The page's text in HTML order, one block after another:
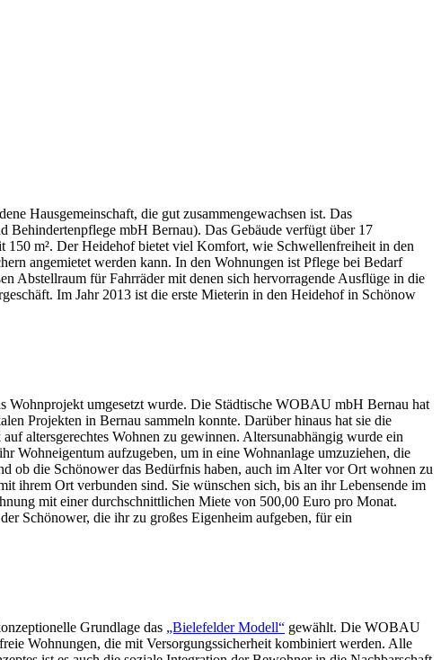
Hausgemeinschaft, die gut zusammengewachsen ist. Das
Behindertenpflege mbH Bernau). Das Gebäude verfügt über 17
150 m². Der Heidehof bietet viel Komfort, wie Schwellenfreiheit in den
angemietet werden kann. In den Wohnungen ist Pflege bei Bedarf
Abstellraum für Fahrräder mit denen sich hervorragende Ausflüge in die
Im Jahr 2013 ist die erste Mieterin in den Heidehof in Schönow
Wohnprojekt umgesetzt wurde. Die Städtische WOBAU mbH Bernau hat
Projekten in Bernau sammeln konnte. Darüber hinaus hat sie die
altersgerechtes Wohnen zu gewinnen. Altersunabhängig wurde ein
Wohneigentum aufzugeben, um in eine Wohnanlage umzuziehen, die
ob die Schönower das Bedürfnis haben, auch im Alter vor Ort wohnen zu
ihrem Ort verbunden sind. Sie wünschen sich, bis an ihr Lebensende im
mit einer durchschnittlichen Miete von 500,00 Euro pro Monat.
Schönower, die ihr zu großes Eigenheim aufgeben, für ein
Grundlage das „Bielefelder Modell“ gewählt. Die WOBAU
Wohnungen, die mit Versorgungssicherheit kombiniert werden. Alle